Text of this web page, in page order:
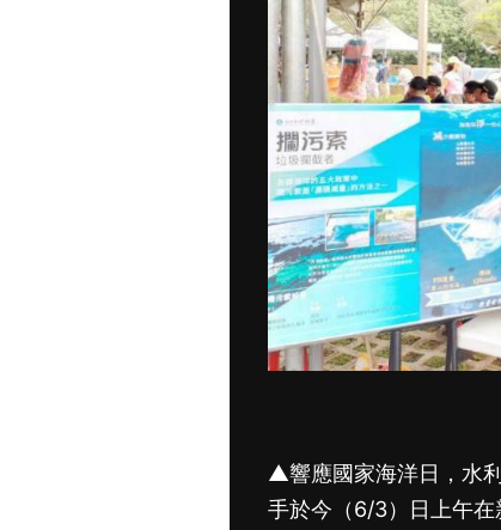
▲響應國家海洋日，水
手於今（6/3）日上午在